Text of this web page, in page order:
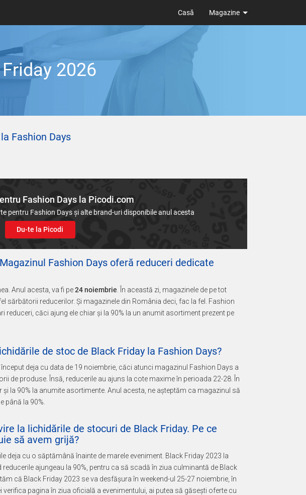
Casă Magazine
2026
Fashion Days
Fashion Days la Picodi.com
pentru Fashion Days și alte brand-uri disponibile anul acesta
Du-te la Picodi
Fashion Days oferă reduceri dedicate
Anul acesta, va fi pe24 noiembrie . În această zi, magazinele de pe tot
sărbătorii reducerilor. Și magazinele din România deci, fac la fel. Fashion
reduceri, căci ajung ele chiar și la 90% la un anumit asortiment prezent pe
de stoc de Black Friday la Fashion Days?
deja cu data de 19 noiembrie, căci atunci magazinul Fashion Days a
de produse. Însă, reducerile au ajuns la cote maxime în perioada 22-28. În
și la 90% la anumite asortimente. Anul acesta, ne așteptăm ca magazinul să
până la 90%.
la lichidările de stocuri de Black Friday. Pe ce
să avem grijă?
deja cu o săptămână înainte de marele eveniment. Black Friday 2023 la
ajungeau la 90%, pentru ca să scadă în ziua culminantă de Black
că Black Friday 2023 se va desfășura în weekend-ul 25-27 noiembrie, în
pagina în ziua oficială a evenimentului, ai putea să găsești oferte cu